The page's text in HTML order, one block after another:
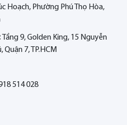
Hoạch, Phường Phú Thọ Hòa,
Tầng 9, Golden King, 15 Nguyễn
Quận 7, TP.HCM
514 028